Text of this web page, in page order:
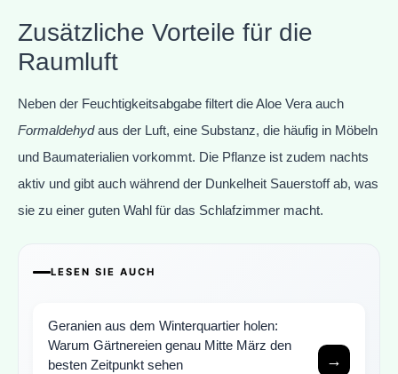
Zusätzliche Vorteile für die
Raumluft
Neben der Feuchtigkeitsabgabe filtert die Aloe Vera auch
Formaldehydaus der Luft, eine Substanz, die häufig in Möbeln
und Baumaterialien vorkommt. Die Pflanze ist zudem nachts
aktiv und gibt auch während der Dunkelheit Sauerstoff ab, was
sie zu einer guten Wahl für das Schlafzimmer macht.
LESEN SIE AUCH
Geranien aus dem Winterquartier holen:
Warum Gärtnereien genau Mitte März den
besten Zeitpunkt sehen
→